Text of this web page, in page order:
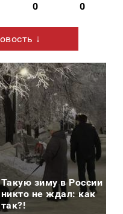
0 0
↓
Такую зиму в России
никто не ждал: как
так?!